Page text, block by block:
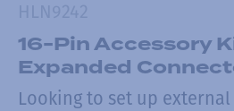
16-Pin Accessory
Expanded
Looking to set up